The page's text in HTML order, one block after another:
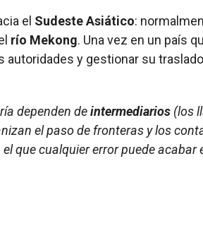
el Sudeste Asiático:
río Mekong. Una vez en un país
autoridades y gestionar su
dependen deintermediarios (los
el paso de fronteras y los
el que cualquier error puede acabar